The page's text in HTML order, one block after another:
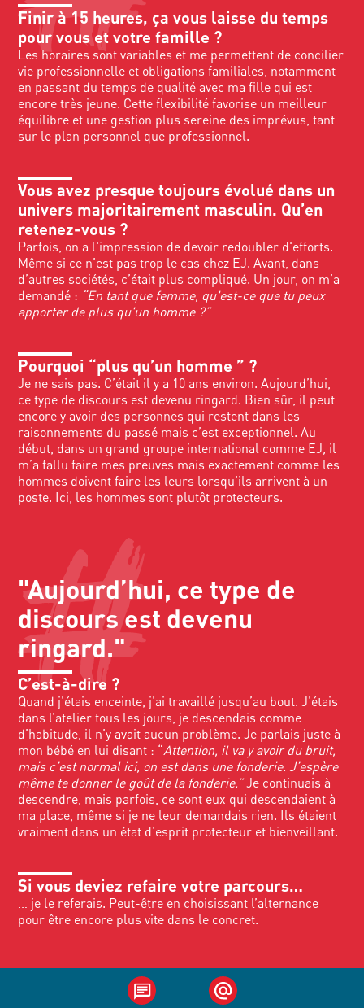
Finir à 15 heures, ça vous laisse du temps
pour vous et votre famille ?
Les horaires sont variables et me permettent de concilier
vie professionnelle et obligations familiales, notamment
en passant du temps de qualité avec ma fille qui est
encore très jeune. Cette flexibilité favorise un meilleur
équilibre et une gestion plus sereine des imprévus, tant
sur le plan personnel que professionnel.
Vous avez presque toujours évolué dans un
univers majoritairement masculin. Qu’en
retenez-vous ?
Parfois, on a l'impression de devoir redoubler d'efforts.
Même si ce n’est pas trop le cas chez EJ. Avant, dans
d’autres sociétés, c’était plus compliqué. Un jour, on m’a
demandé : “En tant que femme, qu'est-ce que tu peux
apporter de plus qu'un homme ?”
Pourquoi “plus qu’un homme ” ?
Je ne sais pas. C’était il y a 10 ans environ. Aujourd’hui,
ce type de discours est devenu ringard. Bien sûr, il peut
encore y avoir des personnes qui restent dans les
raisonnements du passé mais c’est exceptionnel. Au
début, dans un grand groupe international comme EJ, il
m’a fallu faire mes preuves mais exactement comme les
hommes doivent faire les leurs lorsqu’ils arrivent à un
poste. Ici, les hommes sont plutôt protecteurs.
"Aujourd’hui, ce type de
discours est devenu
ringard."
C’est-à-dire ?
Quand j’étais enceinte, j’ai travaillé jusqu’au bout. J’étais
dans l’atelier tous les jours, je descendais comme
d’habitude, il n’y avait aucun problème. Je parlais juste à
mon bébé en lui disant : “Attention, il va y avoir du bruit,
mais c’est normal ici, on est dans une fonderie. J’espère
même te donner le goût de la fonderie.”Je continuais à
descendre, mais parfois, ce sont eux qui descendaient à
ma place, même si je ne leur demandais rien. Ils étaient
vraiment dans un état d’esprit protecteur et bienveillant.
Si vous deviez refaire votre parcours…
… je le referais. Peut-être en choisissant l’alternance
pour être encore plus vite dans le concret.